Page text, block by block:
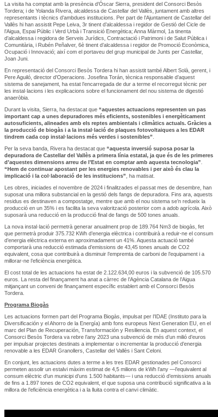
La visita ha comptat amb la presència d’Óscar Sierra, president del Consorci Besòs
Tordera; i de Yolanda Rivera, alcaldessa de Castellar del Vallès, juntament amb altres
representants i tècnics d’ambdues institucions. Per part de l’Ajuntament de Castellar del
Vallès hi han assistit Pepe Leiva, 3r tinent d’alcaldessa i regidor de Gestió del Cicle de
l’Aigua, Espai Públic i Verd Urbà i Transició Energètica; Anna Màrmol, 1a tinenta
d’alcaldessa i regidora de Serveis Jurídics, Contractació i Patrimoni i de Salut Pública i
Comunitària, i Rubén Peñalver, 6è tinent d’alcaldessa i regidor de Promoció Econòmica,
Ocupació i Innovació; així com el portaveu del grup municipal de Junts per Castellar,
Joan Juni.
En representació del Consorci Besòs Tordera hi han assistit també Albert Solà, gerent, i
Pere Aguiló, director d’Operacions. Josefina Torán, tècnica responsable d’aquest
sistema de sanejament, ha estat l’encarregada de dur a terme el recorregut tècnic per
les instal·lacions i les explicacions sobre el funcionament del nou sistema de digestió
anaeròbia.
Durant la visita, Sierra, ha destacat que “aquestes actuacions representen un pas
important cap a unes depuradores més eficients, sostenibles i energèticament
autosuficients, alineades amb els reptes ambientals i climàtics actuals. Gràcies a
la producció de biogàs i a la instal·lació de plaques fotovoltaiques a les EDAR
tindrem cada cop instal·lacions més verdes i sostenibles”
Per la seva banda, Rivera ha destacat que “aquesta inversió suposa posar la
depuradora de Castellar del Vallès a primera línia estatal, ja que és de les primeres
d’aquestes dimensions arreu de l’Estat en comptar amb aquesta tecnologia”
“Hem de continuar apostant per les energies renovables i per això és clau la
implicació i la col·laboració de les institucions” , ha matisat.
Les obres, iniciades el novembre de 2024 i finalitzades el passat mes de desembre, han
suposat una millora substancial en la gestió dels fangs de depuradora. Fins ara, aquests
residus es destinaven a compostatge, mentre que amb el nou sistema se’n redueix la
producció en un 35% i es facilita la seva valorització posterior com a adob agrícola. Això
suposarà una reducció en la producció final de fangs de 500 tones anuals.
La nova instal·lació permetrà generar anualment prop de 189.764 Nm3 de biogàs, fet
que permetrà produir 375.732 KWh d’energia elèctrica i contribuirà a reduir-ne el consum
d’energia elèctrica externa en aproximadament un 41%. Aquesta actuació també
comportarà una reducció estimada d’emissions de 43,45 tones anuals de CO2
equivalent, cosa que contribuirà a disminuir l’empremta de carboni de l’equipament i a
millorar-ne l’eficiència energètica.
El cost total de les actuacions ha estat de 2.122.634,00 euros i la subvenció de 105.570
euros. La resta del finançament ha anat a càrrec de l’Agència Catalana de l’Aigua
mitjançant un conveni de finançament específic establert amb el Consorci Besòs
Tordera.
Programa Biogàs
Les actuacions formen part del Programa Biogàs, impulsat per l’IDAE (Instituto para la
Diversificación y el Ahorro de la Energía) amb fons europeus Next Generation EU, en el
marc del Plan de Recuperación, Transformación y Resiliencia. En aquest context, el
Consorci Besòs Tordera va rebre l’any 2023 una subvenció de més d’un milió d’euros
per impulsar projectes destinats a implementar o incrementar la producció d’energia
renovable a les EDAR Granollers, Castellar del Vallès i Sant Celoni.
En conjunt, les actuacions dutes a terme a les tres EDAR gestionades pel Consorci
permeten assolir un estalvi màxim estimat de 4,5 milions de kWh l’any —l’equivalent al
consum elèctric d’un municipi d’uns 1.500 habitants— i una reducció d’emissions anuals
de fins a 1.897 tones de CO2 equivalent, el que suposa una contribució significativa a la
millora de l’eficiència energètica i a la lluita contra el canvi climàtic.